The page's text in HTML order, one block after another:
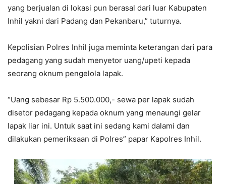
yang berjualan di lokasi pun berasal dari luar Kabupaten
Inhil yakni dari Padang dan Pekanbaru,” tuturnya.
Kepolisian Polres Inhil juga meminta keterangan dari para
pedagang yang sudah menyetor uang/upeti kepada
seorang oknum pengelola lapak.
“Uang sebesar Rp 5.500.000,- sewa per lapak sudah
disetor pedagang kepada oknum yang menaungi gelar
lapak liar ini. Untuk saat ini sedang kami dalami dan
dilakukan pemeriksaan di Polres” papar Kapolres Inhil.